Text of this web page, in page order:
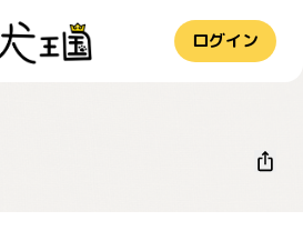
ログイン